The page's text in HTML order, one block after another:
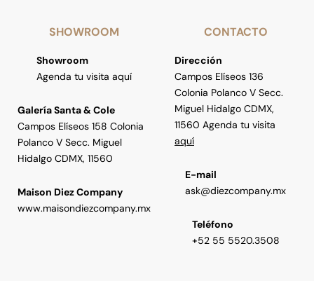
SHOWROOM
Showroom
Agenda tu visita aquí
Galería Santa & Cole
Campos Elíseos 158 Colonia
Polanco V Secc. Miguel
Hidalgo CDMX, 11560
Maison Diez Company
www.maisondiezcompany.mx
CONTACTO
Dirección
Campos Elíseos 136
Colonia Polanco V Secc.
Miguel Hidalgo CDMX,
11560 Agenda tu visita
aquí
E-mail
ask@diezcompany.mx
Teléfono
+52 55 5520.3508